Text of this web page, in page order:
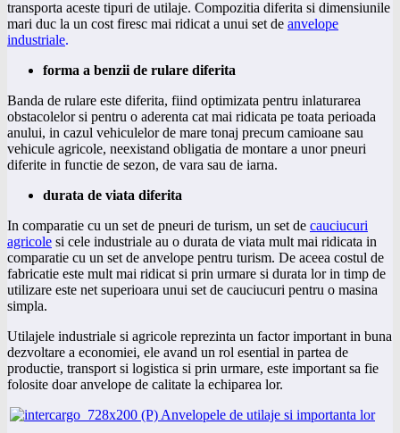
transporta aceste tipuri de utilaje. Compozitia diferita si dimensiunile
mari duc la un cost firesc mai ridicat a unui set de anvelope
industriale.
forma a benzii de rulare diferita
Banda de rulare este diferita, fiind optimizata pentru inlaturarea
obstacolelor si pentru o aderenta cat mai ridicata pe toata perioada
anului, in cazul vehiculelor de mare tonaj precum camioane sau
vehicule agricole, neexistand obligatia de montare a unor pneuri
diferite in functie de sezon, de vara sau de iarna.
durata de viata diferita
In comparatie cu un set de pneuri de turism, un set de cauciucuri
agricole si cele industriale au o durata de viata mult mai ridicata in
comparatie cu un set de anvelope pentru turism. De aceea costul de
fabricatie este mult mai ridicat si prin urmare si durata lor in timp de
utilizare este net superioara unui set de cauciucuri pentru o masina
simpla.
Utilajele industriale si agricole reprezinta un factor important in buna
dezvoltare a economiei, ele avand un rol esential in partea de
productie, transport si logistica si prin urmare, este important sa fie
folosite doar anvelope de calitate la echiparea lor.